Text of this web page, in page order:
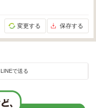
変更する 保存する
LINEで送る